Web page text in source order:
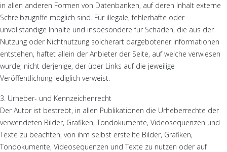
in allen anderen Formen von Datenbanken, auf deren Inhalt externe
Schreibzugriffe möglich sind. Für illegale, fehlerhafte oder
unvollständige Inhalte und insbesondere für Schäden, die aus der
Nutzung oder Nichtnutzung solcherart dargebotener Informationen
entstehen, haftet allein der Anbieter der Seite, auf welche verwiesen
wurde, nicht derjenige, der über Links auf die jeweilige
Veröffentlichung lediglich verweist.
3. Urheber- und Kennzeichenrecht
Der Autor ist bestrebt, in allen Publikationen die Urheberrechte der
verwendeten Bilder, Grafiken, Tondokumente, Videosequenzen und
Texte zu beachten, von ihm selbst erstellte Bilder, Grafiken,
Tondokumente, Videosequenzen und Texte zu nutzen oder auf